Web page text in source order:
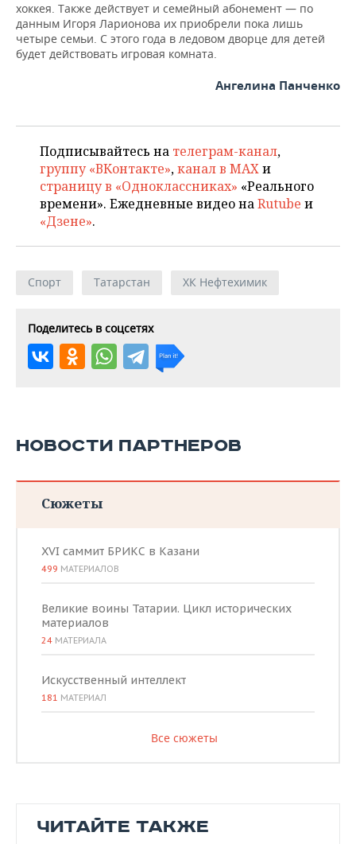
хоккея. Также действует и семейный абонемент — по
данным Игоря Ларионова их приобрели пока лишь
четыре семьи. С этого года в ледовом дворце для детей
будет действовать игровая комната.
Ангелина Панченко
Подписывайтесь на телеграм-канал,
группу «ВКонтакте»,канал в MAXи
страницу в «Одноклассниках» «Реального
времени». Ежедневные видео наRutube и
«Дзене».
Спорт Татарстан ХК Нефтехимик
Поделитесь в соцсетях
НОВОСТИ ПАРТНЕРОВ
Сюжеты
XVI саммит БРИКС в Казани
499 МАТЕРИАЛОВ
Великие воины Татарии. Цикл исторических
материалов
24 МАТЕРИАЛА
Искусственный интеллект
181 МАТЕРИАЛ
Все сюжеты
ЧИТАЙТЕ ТАКЖЕ